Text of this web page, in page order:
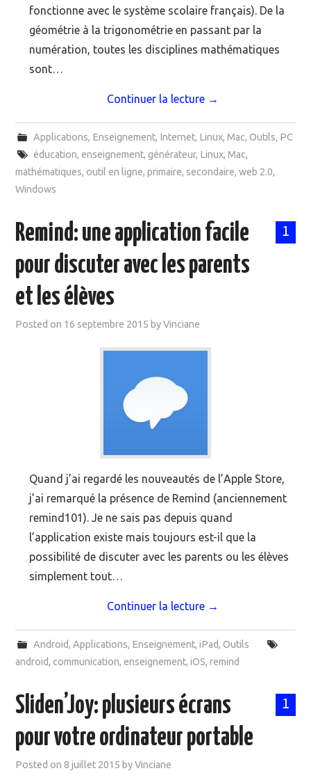
fonctionne avec le système scolaire français). De la
géométrie à la trigonométrie en passant par la
numération, toutes les disciplines mathématiques
sont…
Continuer la lecture →
Applications, Enseignement, Internet, Linux, Mac, Outils, PC
éducation, enseignement, générateur, Linux, Mac,
mathématiques,outil en ligne,primaire, secondaire,web 2.0,
Windows
1
Remind: une application facile
pour discuter avec les parents
et les élèves
Posted on 16 septembre 2015 byVinciane
Quand j’ai regardé les nouveautés de l’Apple Store,
j’ai remarqué la présence de Remind (anciennement
remind101). Je ne sais pas depuis quand
l’application existe mais toujours est-il que la
possibilité de discuter avec les parents ou les élèves
simplement tout…
Continuer la lecture →
Android, Applications, Enseignement, iPad, Outils
android, communication,enseignement,iOS,remind
1
Sliden’Joy: plusieurs écrans
pour votre ordinateur portable
Posted on8 juillet 2015 byVinciane